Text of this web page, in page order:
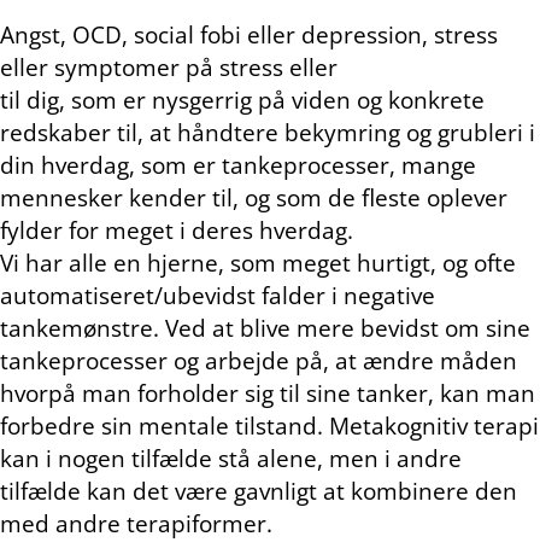
Angst, OCD, social fobi eller depression, stress
eller symptomer på stress eller
til dig, som er nysgerrig på viden og konkrete
redskaber til, at håndtere bekymring og grubleri i
din hverdag, som er tankeprocesser, mange
mennesker kender til, og som de fleste oplever
fylder for meget i deres hverdag.
Vi har alle en hjerne, som meget hurtigt, og ofte
automatiseret/ubevidst falder i negative
tankemønstre. Ved at blive mere bevidst om sine
tankeprocesser og arbejde på, at ændre måden
hvorpå man forholder sig til sine tanker, kan man
forbedre sin mentale tilstand. Metakognitiv terapi
kan i nogen tilfælde stå alene, men i andre
tilfælde kan det være gavnligt at kombinere den
med andre terapiformer.